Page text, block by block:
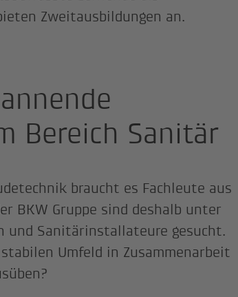
Zweitausbildungen an.
Bereich Sanitär
braucht es Fachleute aus
BKW Gruppe sind deshalb unter
und Sanitärinstallateure gesucht.
Umfeld in Zusammenarbeit